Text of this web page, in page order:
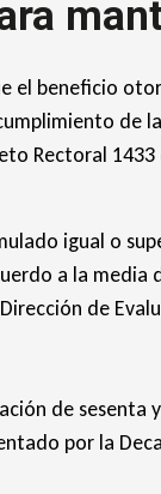
el beneficio
de
Rectoral 1433
igual o
a la media
de
de sesenta
por la